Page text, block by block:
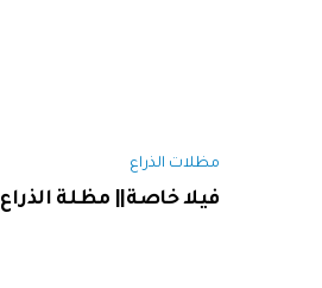
مظلات الذراع
فيلا خاصة|| مظلة الذراع